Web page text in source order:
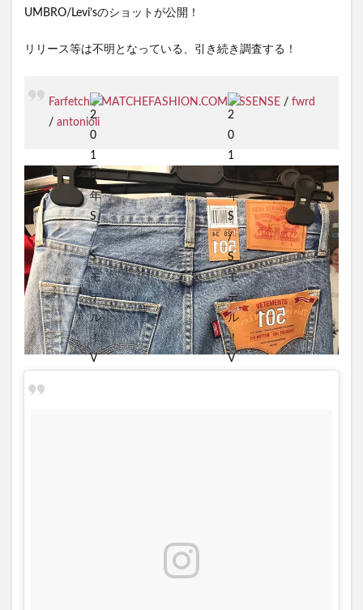
UMBRO/Levi’sのショットが公開！
リリース等は不明となっている、引き続き調査する！
Farfetch/MATCHEFASHION.COM /SSENSE / fwrd
/ antonioli